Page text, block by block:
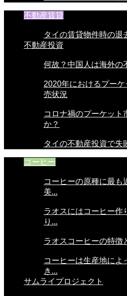
不動産賃貸
タイの賃貸物件時の退
不動産投資
何故？中国人は海外の
2020年におけるプー
売状況
コロナ禍のプーケット
か？
タイの不動産投資で失
コーヒー
コーヒーの原種に最も
美...
ラオスにはコーヒー作
り...
ラオスコーヒーの特徴
コーヒーは生産地によ
き...
サムライプロジェクト